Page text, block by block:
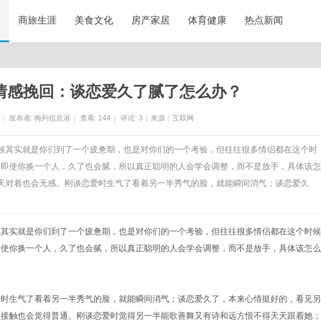
商旅生涯 美食文化 房产家居 体育健康 热点新闻
感挽回：谈恋爱久了腻了怎么办？
发布者: 梅列信息港 查看: 144 评论: 3 来源：互联网
其实就是你们到了一个疲惫期，也是对你们的一个考验，但往往很多情侣都在这个时
使你换一个人，久了也会腻，所以真正聪明的人会学会调整，而不是放手，具体该怎
着也会无感。刚谈恋爱时生气了看着另一半秀气的脸，就能瞬间消气；谈恋爱久
就是你们到了一个疲惫期，也是对你们的一个考验，但往往很多情侣都在这个时候
你换一个人，久了也会腻，所以真正聪明的人会学会调整，而不是放手，具体该怎么
气了看着另一半秀气的脸，就能瞬间消气；谈恋爱久了，本来心情挺好的，看见另
触也会觉得普通。刚谈恋爱时觉得另一半能歌善舞又有诗和远方恨不得天天跟着她；